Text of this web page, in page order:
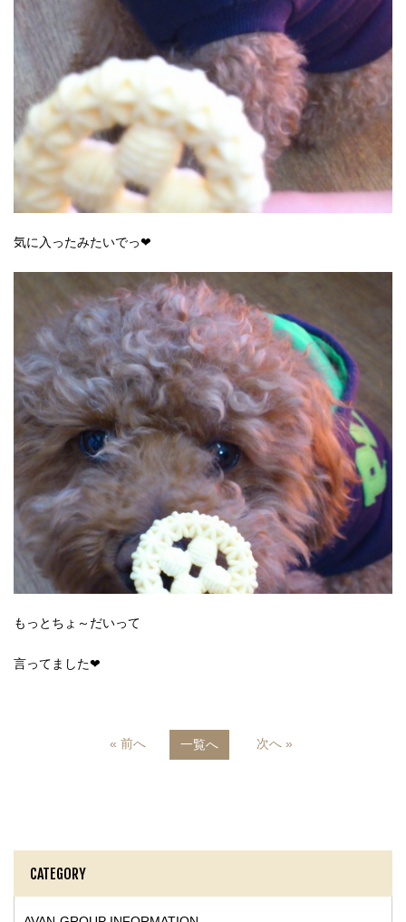
気に入ったみたいでっ❤
もっとちょ～だいって
言ってました❤
« 前へ 一覧へ 次へ »
CATEGORY